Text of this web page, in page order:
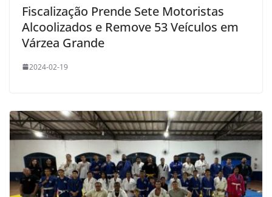
Fiscalização Prende Sete Motoristas
Alcoolizados e Remove 53 Veículos em
Várzea Grande
2024-02-19